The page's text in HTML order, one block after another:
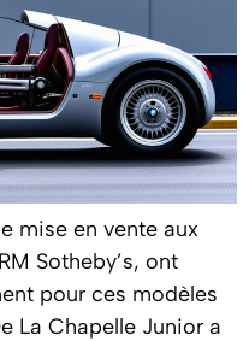
mise en vente aux
Sotheby’s, ont
pour ces modèles
La Chapelle Junior a